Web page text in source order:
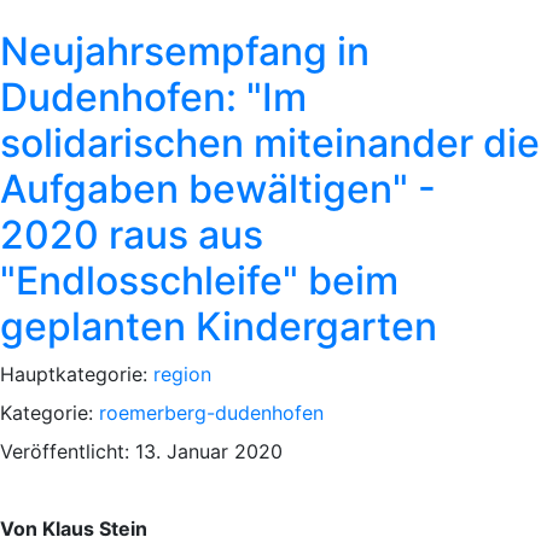
Neujahrsempfang in
Dudenhofen: "Im
solidarischen miteinander die
Aufgaben bewältigen" -
2020 raus aus
"Endlosschleife" beim
geplanten Kindergarten
Hauptkategorie: region
Kategorie: roemerberg-dudenhofen
Veröffentlicht: 13. Januar 2020
Von Klaus Stein